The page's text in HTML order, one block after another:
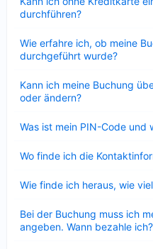
durchführen?
Wie erfahre ich, ob meine
durchgeführt wurde?
Kann ich meine Buchung
oder ändern?
Was ist mein PIN-Code
Wo finde ich die
Wie finde ich heraus, wie
Bei der Buchung muss ich
angeben. Wann bezahle ich?